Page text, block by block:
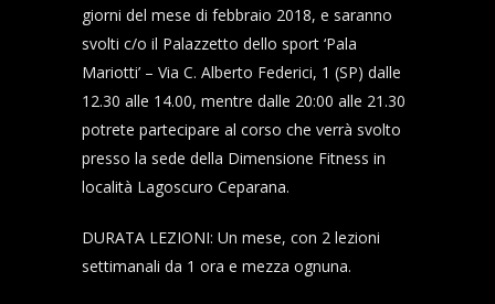
giorni del mese di febbraio 2018, e saranno
svolti c/o il Palazzetto dello sport ‘Pala
Mariotti’ – Via C. Alberto Federici, 1 (SP) dalle
12.30 alle 14.00, mentre dalle 20:00 alle 21.30
potrete partecipare al corso che verrà svolto
presso la sede della Dimensione Fitness in
località Lagoscuro Ceparana.
DURATA LEZIONI: Un mese, con 2 lezioni
settimanali da 1 ora e mezza ognuna.